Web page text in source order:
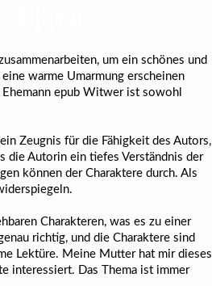
um ein schönes und
warme Umarmung erscheinen
epub Witwer ist sowohl
Zeugnis für die Fähigkeit des Autors,
die Autorin ein tiefes Verständnis der
können der Charaktere durch. Als
Charakteren, was es zu einer
richtig, und die Charaktere sind
Lektüre. Meine Mutter hat mir dieses
interessiert. Das Thema ist immer